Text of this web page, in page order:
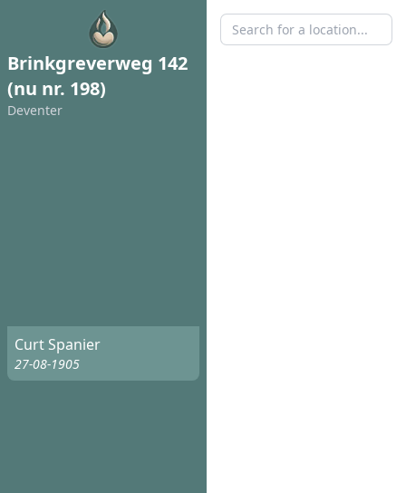
Brinkgreverweg 142
(nu nr. 198)
Deventer
Curt Spanier
27-08-1905